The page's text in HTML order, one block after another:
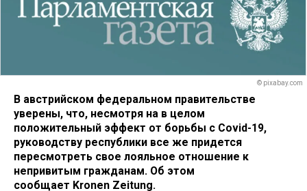
© pixabay.com
В австрийском федеральном правительстве
уверены, что, несмотря на в целом
положительный эффект от борьбы с Covid-19,
руководству республики все же придется
пересмотреть свое лояльное отношение к
непривитым гражданам. Об этом
сообщает Kronen Zeitung.